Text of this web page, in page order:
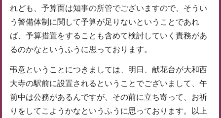
れども、予算面は知事の所管でございますので、そうい
う警備体制に関して予算が足りないということであれ
ば、予算措置をすることも含めて検討していく責務があ
るのかなというふうに思っております。
弔意ということにつきましては、明日、献花台が大和西
大寺の駅前に設置されるということでございまして、午
前中は公務があるんですが、その前に立ち寄って、お祈
りをしてこようかなというふうに思っております。以上